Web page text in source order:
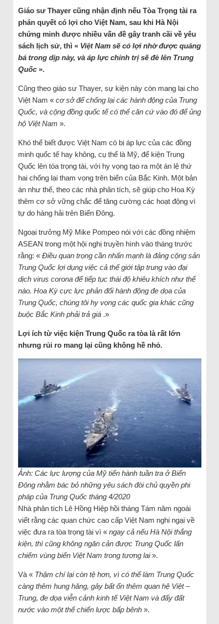
Giáo sư Thayer cũng nhận định nếu Tòa Trọng tài ra
phán quyết có lợi cho Việt Nam, sau khi Hà Nội
chứng minh được nhiều vấn đề gây tranh cãi về yêu
sách lịch sử, thì « Việt Nam sẽ có lợi nhờ được quảng
bá trong dịp này, và áp lực chính trị sẽ đè lên Trung
Quốc».
Cũng theo giáo sư Thayer, sự kiện này còn mang lại cho
Việt Nam « cơ sở để chống lại các hành động của Trung
Quốc, và cộng đồng quốc tế có thể căn cứ vào đó để ủng
hộ Việt Nam ».
Khó thể biết được Việt Nam có bị áp lực của các đồng
minh quốc tế hay không, cụ thể là Mỹ, để kiện Trung
Quốc lên tòa trọng tài, với hy vọng tạo ra một án lệ thứ
hai chống lại tham vọng trên biển của Bắc Kinh. Một bản
án như thế, theo các nhà phân tích, sẽ giúp cho Hoa Kỳ
thêm cơ sở vững chắc để tăng cường các hoạt động vì
tự do hàng hải trên Biển Đông.
Ngoại trưởng Mỹ Mike Pompeo nói với các đồng nhiệm
ASEAN trong một hội nghị truyền hình vào tháng trước
rằng: « Điều quan trọng cần nhấn mạnh là đảng cộng sản
Trung Quốc lợi dụng việc cả thế giới tập trung vào đại
dịch virus corona để tiếp tục thái độ khiêu khích như thế
nào. Hoa Kỳ cực lực phản đối hành động đe dọa của
Trung Quốc, chúng tôi hy vọng các quốc gia khác cũng
buộc Bắc Kinh phải trả giá.»
Lợi ích từ việc kiện Trung Quốc ra tòa là rất lớn
nhưng rủi ro mang lại cũng không hề nhỏ.
Ảnh: Các lực lượng của Mỹ tiến hành tuần tra ở Biển
Đông nhằm bác bỏ những yêu sách đòi chủ quyền phi
pháp của Trung Quốc tháng 4/2020
Nhà phân tích Lê Hồng Hiệp hồi tháng Tám năm ngoái
viết rằng các quan chức cao cấp Việt Nam nghi ngại về
việc đưa ra tòa trọng tài vì « ngay cả nếu Hà Nội thắng
kiện, thì cũng không ngăn cản được Trung Quốc lấn
chiếm vùng biển Việt Nam trong tương lai».
Và « Thậm chí lại còn tệ hơn, vì có thể làm Trung Quốc
càng thêm hung hăng, gây bất ổn thêm quan hệ Việt –
Trung, đe dọa viễn cảnh kinh tế Việt Nam và đẩy đất
nước vào một thế chiến lược bấp bênh».